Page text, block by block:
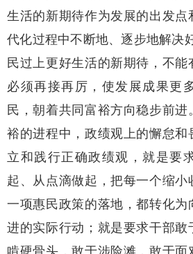
生活的新期待作为发展的出发点
代化过程中不断地、逐步地解决
民过上更好生活的新期待，不能
必须再接再厉，使发展成果更
民，朝着共同富裕方向稳步前进
裕的进程中，政绩观上的懈怠和
立和践行正确政绩观，就是要
起、从点滴做起，把每一个缩小
一项惠民政策的落地，都转化为
进的实际行动；就是要求干部敢
啃硬骨头，敢于涉险滩，敢于面